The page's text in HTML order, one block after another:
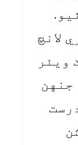
لانچ
ويئر
جنهن